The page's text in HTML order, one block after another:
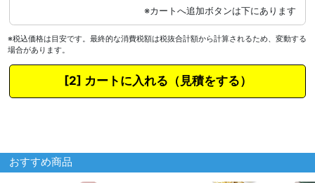
※税込価格は目安です。最終的な消費税額は税抜合計額から計算されるため、変動する
場合があります。
カートに入れる
おすすめ商品